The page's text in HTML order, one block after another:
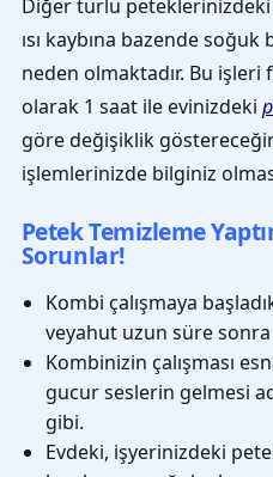
Diğer türlü
ısı kaybına bazende
neden olmaktadır. Bu işleri
olarak 1 saat ile evinizdeki
göre değişiklik
işlemlerinizde bilginiz
Petek Temizleme
Sorunlar!
Kombi çalışmaya
veyahut uzun süre sonra
Kombinizin çalışması
gucur seslerin gelmesi
gibi.
Evdeki, işyerinizdeki